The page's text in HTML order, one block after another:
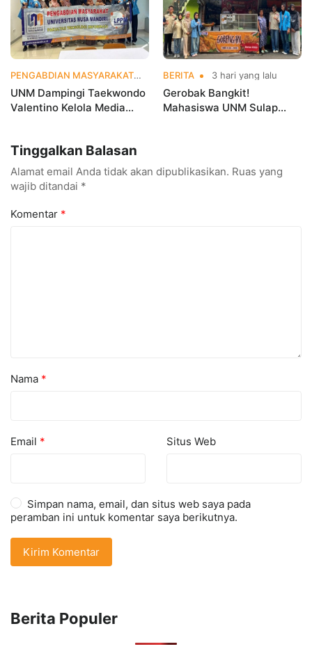
PENGABDIAN MASYARAKAT 3 hari yang lalu
UNM Dampingi Taekwondo
Valentino Kelola Media
BERITA 3 hari yang lalu
Gerobak Bangkit!
Mahasiswa UNM Sulap
Tinggalkan Balasan
Alamat email Anda tidak akan dipublikasikan. Ruas yang
wajib ditandai *
Komentar *
Nama *
Email * Situs Web
Simpan nama, email, dan situs web saya pada
peramban ini untuk komentar saya berikutnya.
Berita Populer